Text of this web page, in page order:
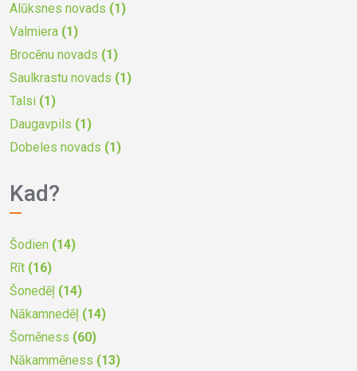
Alūksnes novads (1)
Valmiera (1)
Brocēnu novads (1)
Saulkrastu novads (1)
Talsi (1)
Daugavpils (1)
Dobeles novads (1)
Kad?
Šodien (14)
Rīt (16)
Šonedēļ (14)
Nākamnedēļ (14)
Šomēness (60)
Nākammēness (13)